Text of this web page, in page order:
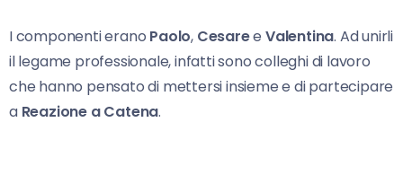
I componenti erano Paolo, CesareeValentina. Ad unirli
il legame professionale, infatti sono colleghi di lavoro
che hanno pensato di mettersi insieme e di partecipare
a Reazione a Catena.